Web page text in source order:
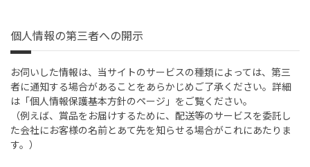
個人情報の第三者への開示
お伺いした情報は、当サイトのサービスの種類によっては、第三
者に通知する場合があることをあらかじめご了承ください。詳細
は「個人情報保護基本方針のページ」をご覧ください。
（例えば、賞品をお届けするために、配送等のサービスを委託し
た会社にお客様の名前とあて先を知らせる場合がこれにあたりま
す。）